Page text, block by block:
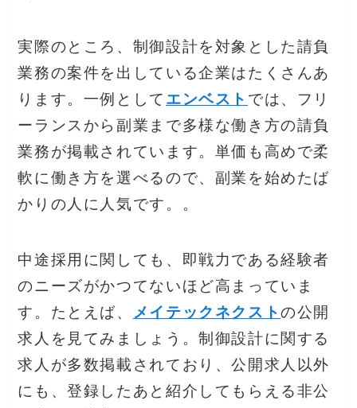
実際のところ、制御設計を対象とした請負
業務の案件を出している企業はたくさんあ
ります。一例として エンベスト では、フリ
ーランスから副業まで多様な働き方の請負
業務が掲載されています。単価も高めで柔
軟に働き方を選べるので、副業を始めたば
かりの人に人気です。。
中途採用に関しても、即戦力である経験者
のニーズがかつてないほど高まっていま
す。たとえば、 メイテックネクストの公開
求人を見てみましょう。制御設計に関する
求人が多数掲載されており、公開求人以外
にも、登録したあと紹介してもらえる非公